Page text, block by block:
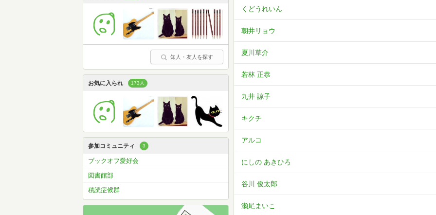
知人・友人を探す
お気に入られ 173人
参加コミュニティ 3
ブックオフ愛好会
図書館部
積読症候群
くどうれいん
朝井リョウ
夏川草介
若林 正恭
九井 諒子
キクチ
アルコ
にしの あきひろ
谷川 俊太郎
瀬尾まいこ